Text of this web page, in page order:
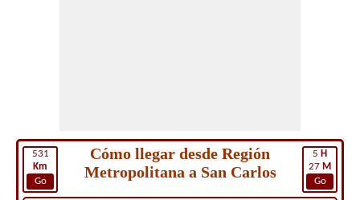
531
Km
Go
5 H
27 M
Go
Cómo llegar desde Región
Metropolitana a San Carlos